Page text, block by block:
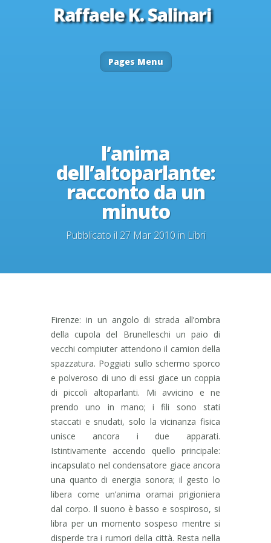
Pages Menu
l’anima
dell’altoparlante:
racconto da un
minuto
Pubblicato il 27 Mar 2010 in Libri
Firenze: in un angolo di strada all’ombra
della cupola del Brunelleschi un paio di
vecchi compiuter attendono il camion della
spazzatura. Poggiati sullo schermo sporco
e polveroso di uno di essi giace un coppia
di piccoli altoparlanti. Mi avvicino e ne
prendo uno in mano; i fili sono stati
staccati e snudati, solo la vicinanza fisica
unisce ancora i due apparati.
Istintivamente accendo quello principale:
incapsulato nel condensatore giace ancora
una quanto di energia sonora; il gesto lo
libera come un’anima oramai prigioniera
dal corpo. Il suono è basso e sospiroso, si
libra per un momento sospeso mentre si
disperde tra i rumori della città. Resta nella